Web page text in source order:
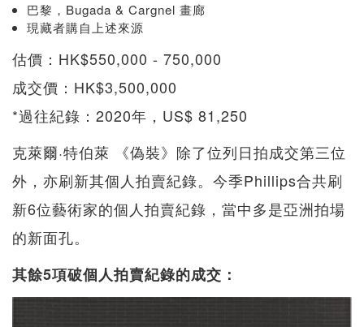
巴黎，Bugada & Cargnel 畫廊
現藏者購自上述來源
估價：HK$550,000 - 750,000
成交價：HK$3,500,000
*過往紀錄：2020年，US$ 81,250
克萊爾·特伯萊 《偽裝》除了位列日拍成交第三位
外，亦刷新其個人拍賣紀錄。今季Phillips合共刷
新6位藝術家的個人拍賣紀錄，當中多是亞洲拍場
的新面孔。
其餘5項破個人拍賣紀錄的成交：